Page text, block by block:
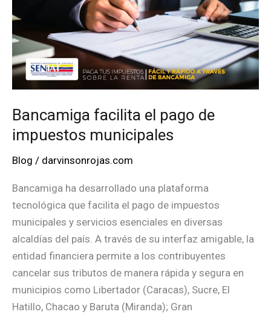
compactadoras
Bancamiga facilita el pago de
impuestos municipales
Blog / darvinsonrojas.com
Bancamiga ha desarrollado una plataforma
tecnológica que facilita el pago de impuestos
municipales y servicios esenciales en diversas
alcaldías del país. A través de su interfaz amigable, la
entidad financiera permite a los contribuyentes
cancelar sus tributos de manera rápida y segura en
municipios como Libertador (Caracas), Sucre, El
Hatillo, Chacao y Baruta (Miranda); Gran